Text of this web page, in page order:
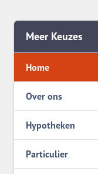
Meer Keuzes
Home
Over ons
Hypotheken
Particulier